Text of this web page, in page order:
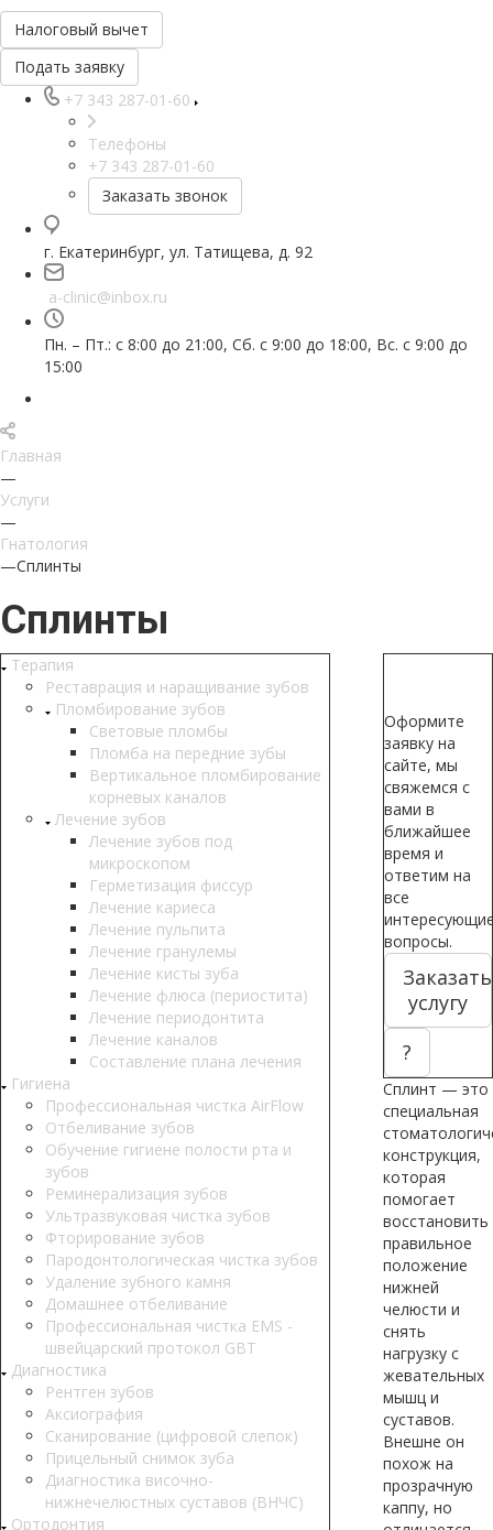
Налоговый вычет
Подать заявку
+7 343 287-01-60
Телефоны
+7 343 287-01-60
Заказать звонок
г. Екатеринбург, ул. Татищева, д. 92
a-clinic@inbox.ru
Пн. – Пт.: с 8:00 до 21:00, Сб. с 9:00 до 18:00, Вс. с 9:00 до
15:00
Главная
—
Услуги
—
Гнатология
—Сплинты
Сплинты
Оформите
заявку на
сайте, мы
свяжемся с
вами в
ближайшее
время и
ответим на
все
вопросы.
Заказать
услугу
?
Сплинт — это
специальная
конструкция,
которая
помогает
восстановить
правильное
положение
нижней
челюсти и
снять
нагрузку с
жевательных
мышц и
суставов.
Внешне он
похож на
прозрачную
каппу, но
Терапия
Реставрация и наращивание зубов
Пломбирование зубов
Световые пломбы
Пломба на передние зубы
Вертикальное пломбирование
корневых каналов
Лечение зубов
Лечение зубов под
микроскопом
Герметизация фиссур
Лечение кариеса
Лечение пульпита
Лечение гранулемы
Лечение кисты зуба
Лечение флюса (периостита)
Лечение периодонтита
Лечение каналов
Составление плана лечения
Гигиена
Профессиональная чистка AirFlow
Отбеливание зубов
Обучение гигиене полости рта и
зубов
Реминерализация зубов
Ультразвуковая чистка зубов
Фторирование зубов
Пародонтологическая чистка зубов
Удаление зубного камня
Домашнее отбеливание
Профессиональная чистка EMS -
швейцарский протокол GBT
Диагностика
Рентген зубов
Аксиография
Сканирование (цифровой слепок)
Прицельный снимок зуба
Диагностика височно-
нижнечелюстных суставов (ВНЧС)
Ортодонтия